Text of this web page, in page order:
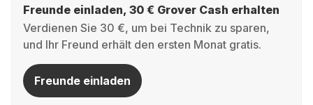
Freunde einladen, 30 € Grover Cash erhalten
Verdienen Sie 30 €, um bei Technik zu sparen,
und Ihr Freund erhält den ersten Monat gratis.
Freunde einladen